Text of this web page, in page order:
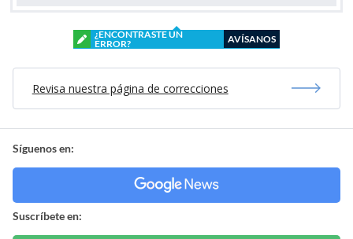
¿ENCONTRASTE UN
ERROR?
AVÍSANOS
Revisa nuestra página de correcciones
Síguenos en:
Suscríbete en: